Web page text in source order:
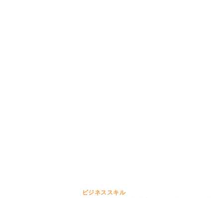
ビジネススキル